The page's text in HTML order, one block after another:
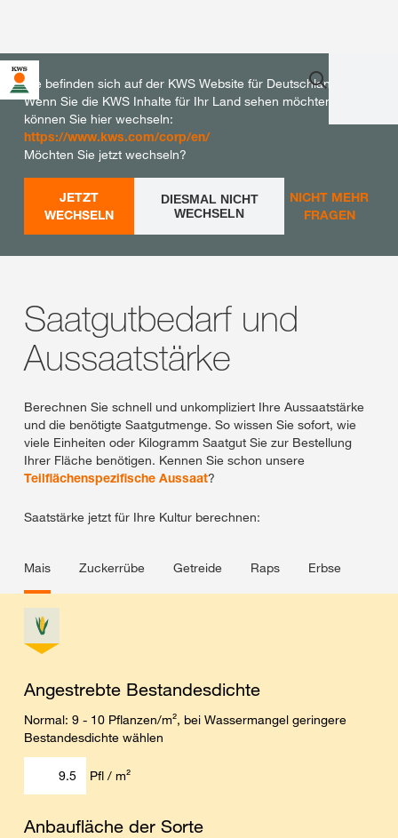
Sie befinden sich auf der KWS Website für Deutschland.
Wenn Sie die KWS Inhalte für Ihr Land sehen möchten,
können Sie hier wechseln:
https://www.kws.com/corp/en/
Möchten Sie jetzt wechseln?
JETZT
WECHSELN
DIESMAL NICHT
WECHSELN
NICHT MEHR
FRAGEN
Saatgutbedarf und
Aussaatstärke
Berechnen Sie schnell und unkompliziert Ihre Aussaatstärke
und die benötigte Saatgutmenge. So wissen Sie sofort, wie
viele Einheiten oder Kilogramm Saatgut Sie zur Bestellung
Ihrer Fläche benötigen. Kennen Sie schon unsere
Teilflächenspezifische Aussaat?
Saatstärke jetzt für Ihre Kultur berechnen:
Mais Zuckerrübe Getreide Raps Erbse
Angestrebte Bestandesdichte
Normal: 9 - 10 Pflanzen/m², bei Wassermangel geringere
Bestandesdichte wählen
Pfl / m²
Anbaufläche der Sorte